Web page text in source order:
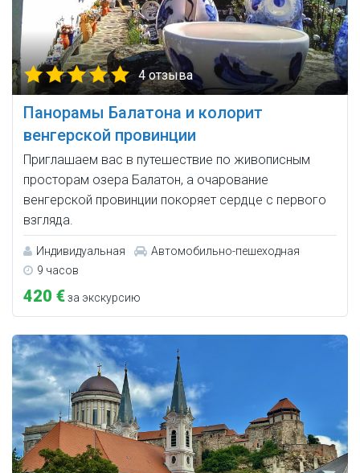
4 отзыва
Панорамы Балатона и колорит
венгерской провинции
Приглашаем вас в путешествие по живописным
просторам озера Балатон, а очарование
венгерской провинции покоряет сердце с первого
взгляда.
Индивидуальная
Автомобильно-пешеходная
9 часов
420 €за экскурсию